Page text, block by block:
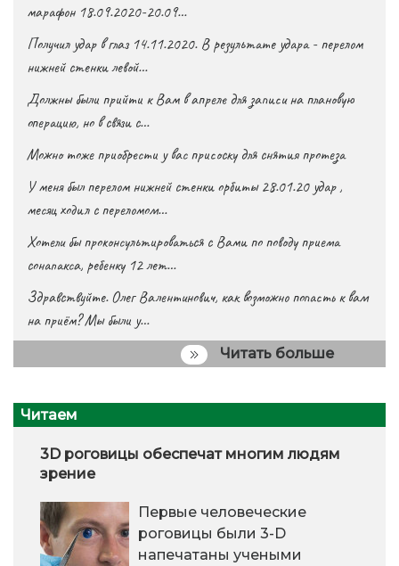
марафон 18.09.2020-20.09…
Получил удар в глаз 14.11.2020. В результате удара - перелом
нижней стенки левой…
Должны были прийти к Вам в апреле для записи на плановую
операцию, но в связи с…
Можно тоже приобрести у вас присоску для снятия протеза
У меня был перелом нижней стенки орбиты 28.01.20 удар ,
месяц ходил с переломом…
Хотели бы проконсультироваться с Вами по поводу приема
сонапакса, ребенку 12 лет…
Здравствуйте. Олег Валентинович, как возможно попасть к вам
на приём? Мы были у…
Читать больше
Читаем
3D роговицы обеспечат многим людям
зрение
Первые человеческие
роговицы были 3-D
напечатаны учеными